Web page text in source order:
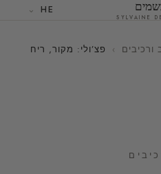
HE
ורכיבים ›
פצ’ולי: מקור, ריח